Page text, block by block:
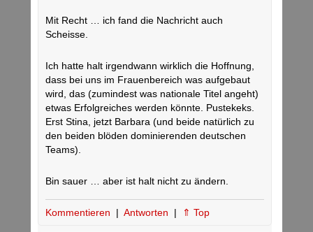
Mit Recht … ich fand die Nachricht auch
Scheisse.
Ich hatte halt irgendwann wirklich die Hoffnung,
dass bei uns im Frauenbereich was aufgebaut
wird, das (zumindest was nationale Titel angeht)
etwas Erfolgreiches werden könnte. Pustekeks.
Erst Stina, jetzt Barbara (und beide natürlich zu
den beiden blöden dominierenden deutschen
Teams).
Bin sauer … aber ist halt nicht zu ändern.
Kommentieren | Antworten | ⇑ Top